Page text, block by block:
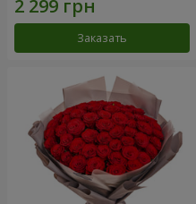
Заказать